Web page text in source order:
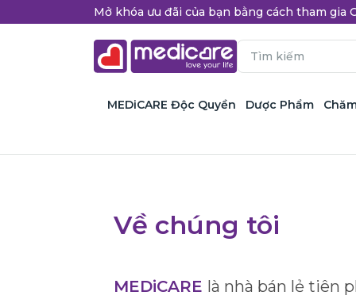
Mở khóa ưu đãi của bạn bằng cách tham gia
MEDiCARE Độc Quyền Dược Phẩm
Về chúng tôi
MEDiCARE là nhà bán lẻ tiên